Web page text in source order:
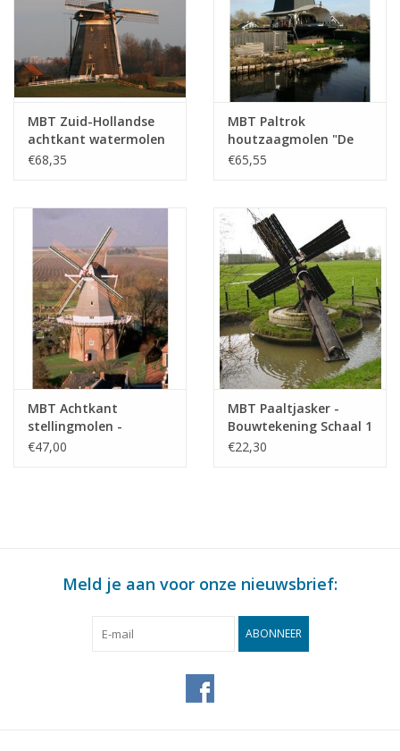
MBT Zuid-Hollandse
achtkant watermolen
- Bouwtekening Schaal
€68,35
MBT Paltrok
houtzaagmolen "De
Eenhoorn" -
€65,55
MBT Achtkant
stellingmolen -
Bouwtekening Schaal 1
€47,00
MBT Paaltjasker -
Bouwtekening Schaal 1
: 20 (30.06.012)
€22,30
Meld je aan voor onze nieuwsbrief:
ABONNEER